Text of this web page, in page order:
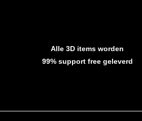
Alle 3D items worden
99% support free geleverd